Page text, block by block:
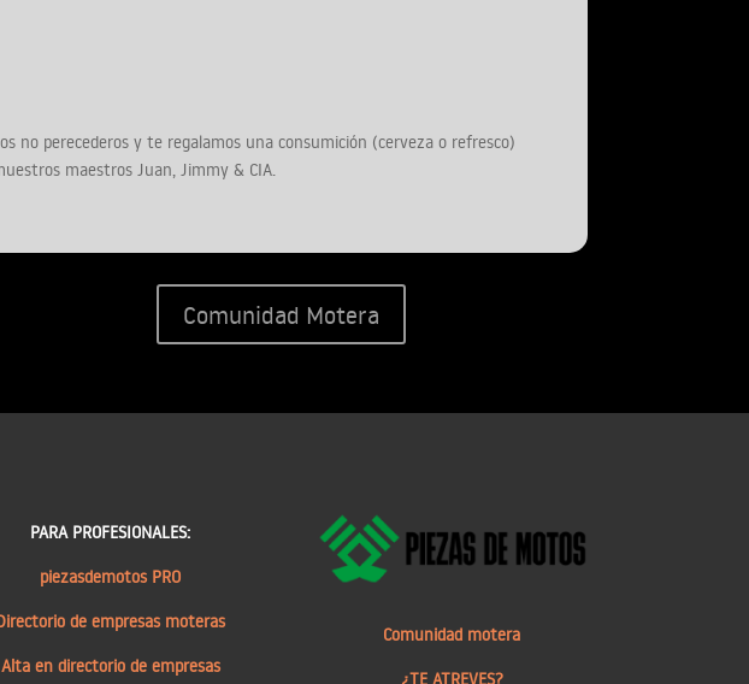
no perecederos y te regalamos una consumición (cerveza o refresco)
maestros Juan, Jimmy & CIA.
Comunidad Motera
PARA PROFESIONALES:
piezasdemotos PRO
de empresas moteras
Alta en directorio de empresas
Comunidad motera
¿TE ATREVES?